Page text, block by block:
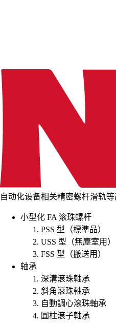
自动化设备相关精密螺杆滑轨
小型化 FA 滚珠螺杆
PSS 型（標準品）
USS 型（無塵室用）
FSS 型（搬送用）
轴承
深溝滾珠軸承
斜角滾珠軸承
自動調心滾珠軸承
圓柱滾子軸承